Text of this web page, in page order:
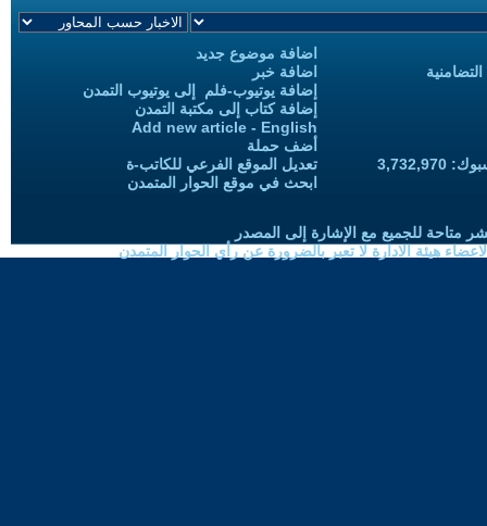
اضافة موضوع جديد
اضافة خبر
إضافة يوتيوب-فلم إلى يوتيوب التمدن
إضافة كتاب إلى مكتبة التمدن
Add new article - English
أضف حملة
تعديل الموقع الفرعي للكاتب-ة
ابحث في موقع الحوار المتمدن
متاحة للجميع مع الإشارة إلى المصدر
هيئة الادارة لا تعبر بالضرورة عن رأي الحوار المتمدن